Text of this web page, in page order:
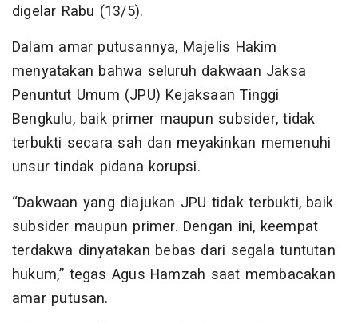
digelar Rabu (13/5).
Dalam amar putusannya, Majelis Hakim
menyatakan bahwa seluruh dakwaan Jaksa
Penuntut Umum (JPU) Kejaksaan Tinggi
Bengkulu, baik primer maupun subsider, tidak
terbukti secara sah dan meyakinkan memenuhi
unsur tindak pidana korupsi.
“Dakwaan yang diajukan JPU tidak terbukti, baik
subsider maupun primer. Dengan ini, keempat
terdakwa dinyatakan bebas dari segala tuntutan
hukum,” tegas Agus Hamzah saat membacakan
amar putusan.